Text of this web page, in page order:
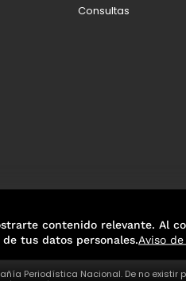
Consultas
Periodística Nacional. De no
contenido relevante. Al
tus datos personales.Aviso